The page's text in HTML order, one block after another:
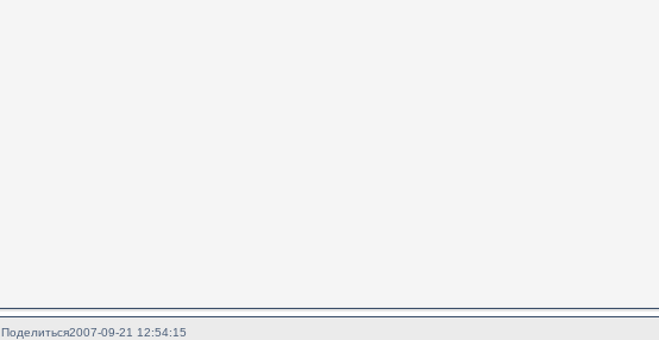
Поделиться2007-09-21 12:54:15